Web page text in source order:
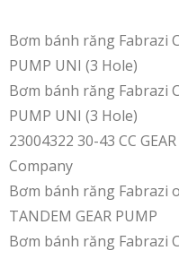
Bơm bánh răng Fabrazi
PUMP UNI (3 Hole)
Bơm bánh răng Fabrazi
PUMP UNI (3 Hole)
23004322 30-43 CC
Company
Bơm bánh răng Fabrazi
TANDEM GEAR PUMP
Bơm bánh răng Fabrazi